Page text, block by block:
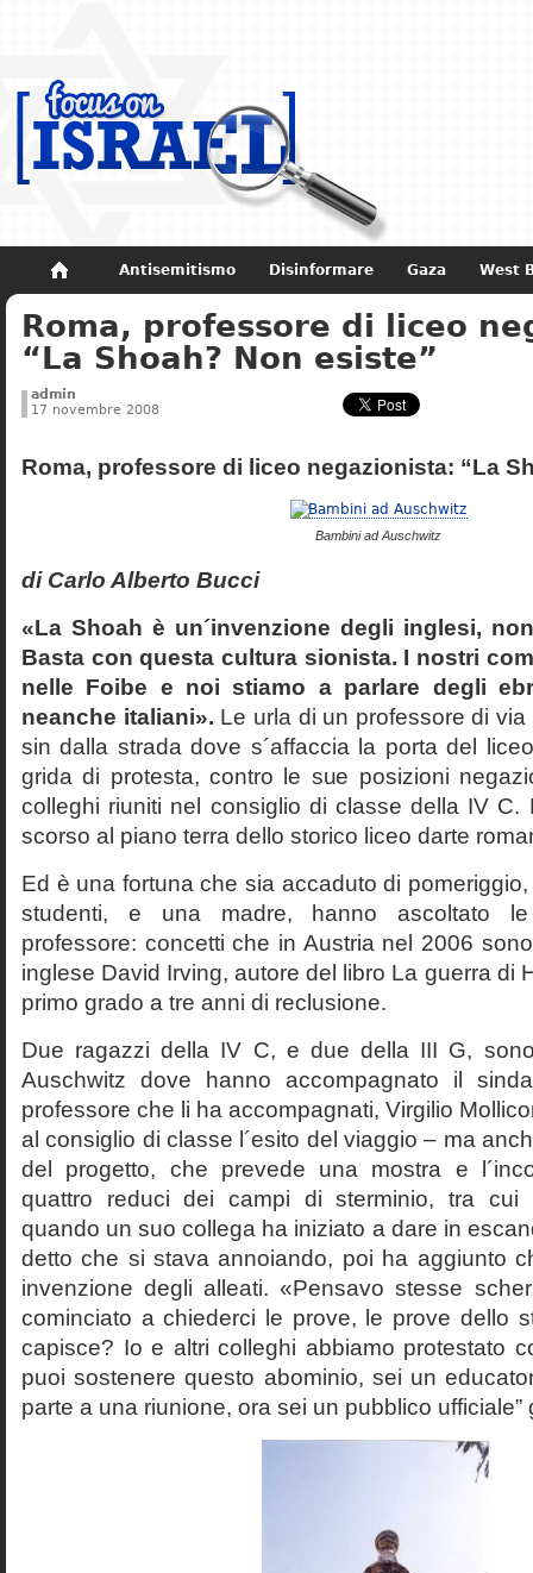
Antisemitismo Disinformare Gaza West
Non dimenticare Storia di Israele
Roma, professore di liceo
“La Shoah? Non esiste”
admin
17 novembre 2008
Roma, professore di liceo negazionista: “La
Bambini ad Auschwitz
di Carlo Alberto Bucci
«La Shoah è un´invenzione degli inglesi,
Basta con questa cultura sionista. I nostri
nelle Foibe e noi stiamo a parlare degli
neanche italiani». Le urla di un professore di
sin dalla strada dove s´affaccia la porta del
grida di protesta, contro le sue posizioni
colleghi riuniti nel consiglio di classe della IV C.
scorso al piano terra dello storico liceo darte
Ed è una fortuna che sia accaduto di
studenti, e una madre, hanno ascoltato le
professore: concetti che in Austria nel 2006
inglese David Irving, autore del libro La guerra di
primo grado a tre anni di reclusione.
Due ragazzi della IV C, e due della III G,
Auschwitz dove hanno accompagnato il
professore che li ha accompagnati, Virgilio
al consiglio di classe l´esito del viaggio – ma
del progetto, che prevede una mostra e
quattro reduci dei campi di sterminio, tra cui
quando un suo collega ha iniziato a dare in
detto che si stava annoiando, poi ha aggiunto
invenzione degli alleati. «Pensavo stesse
cominciato a chiederci le prove, le prove dello
capisce? Io e altri colleghi abbiamo protestato
puoi sostenere questo abominio, sei un
parte a una riunione, ora sei un pubblico ufficiale”